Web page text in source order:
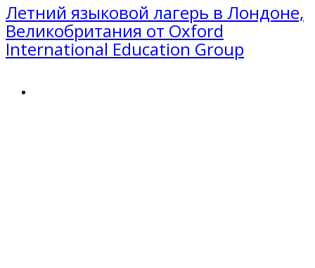
Летний языковой лагерь в Лондоне,
Великобритания от Oxford
International Education Group